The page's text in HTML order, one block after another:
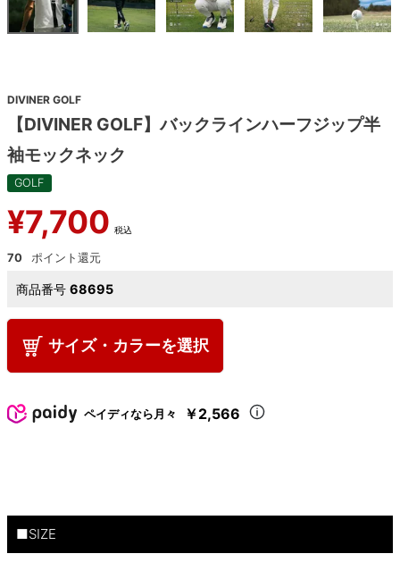
DIVINER GOLF
【DIVINER GOLF】バックラインハーフジップ半
袖モックネック
GOLF
¥7,700 税込
70
商品番号 68695
サイズ・カラーを選択
ペイディなら月々 ￥2,566
■SIZE